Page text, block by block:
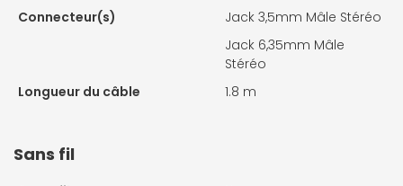
Connecteur(s)
Jack 3,5mm Mâle Stéréo
Jack 6,35mm Mâle
Stéréo
Longueur du câble
1.8 m
Sans fil